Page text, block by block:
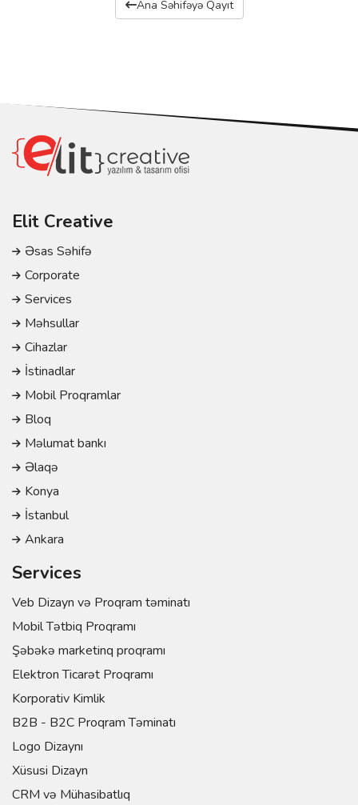
Ana Səhifəyə Qayıt
Elit Creative
Əsas Səhifə
Corporate
Services
Məhsullar
Cihazlar
İstinadlar
Mobil Proqramlar
Bloq
Məlumat bankı
Əlaqə
Konya
İstanbul
Ankara
Services
Veb Dizayn və Proqram təminatı
Mobil Tətbiq Proqramı
Şəbəkə marketinq proqramı
Elektron Ticarət Proqramı
Korporativ Kimlik
B2B - B2C Proqram Təminatı
Logo Dizaynı
Xüsusi Dizayn
CRM və Mühasibatlıq